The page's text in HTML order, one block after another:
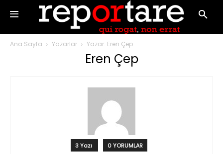
Ana Sayfa Yazarlar Yazar: Eren Çep
Eren Çep
3 Yazı 0 YORUMLAR